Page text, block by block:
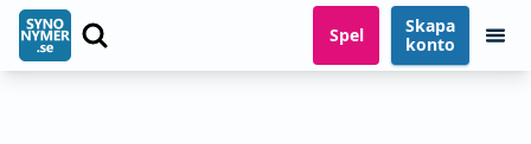
Spel
Skapa
konto